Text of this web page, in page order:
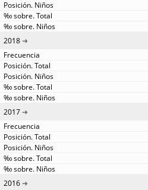
2018
2017
2016